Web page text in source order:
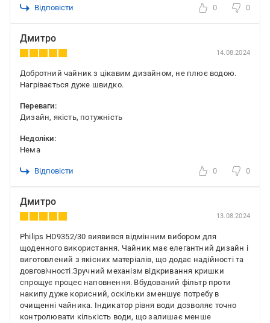
Відповісти 0 0
Дмитро
14.08.2024
Добротний чайник з цікавим дизайном, не плює водою.
Нагрівається дуже швидко.
Переваги:
Дизайн, якість, потужність
Недоліки:
Нема
Відповісти 0 0
Дмитро
13.08.2024
Philips HD9352/30 виявився відмінним вибором для
щоденного використання. Чайник має елегантний дизайн і
виготовлений з якісних матеріалів, що додає надійності та
довговічності.Зручний механізм відкривання кришки
спрощує процес наповнення. Вбудований фільтр проти
накипу дуже корисний, оскільки зменшує потребу в
очищенні чайника. Індикатор рівня води дозволяє точно
контролювати кількість води, що залишає менше